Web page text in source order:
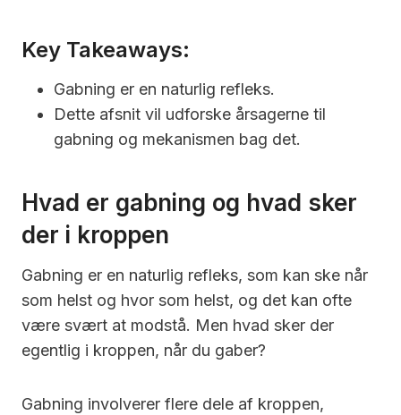
Key Takeaways:
Gabning er en naturlig refleks.
Dette afsnit vil udforske årsagerne til
gabning og mekanismen bag det.
Hvad er gabning og hvad sker
der i kroppen
Gabning er en naturlig refleks, som kan ske når
som helst og hvor som helst, og det kan ofte
være svært at modstå. Men hvad sker der
egentlig i kroppen, når du gaber?
Gabning involverer flere dele af kroppen,